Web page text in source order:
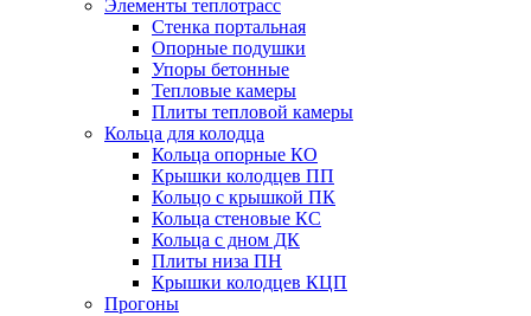
Элементы теплотрасс
Стенка портальная
Опорные подушки
Упоры бетонные
Тепловые камеры
Плиты тепловой камеры
Кольца для колодца
Кольца опорные КО
Крышки колодцев ПП
Кольцо с крышкой ПК
Кольца стеновые КС
Кольца с дном ДК
Плиты низа ПН
Крышки колодцев КЦП
Прогоны